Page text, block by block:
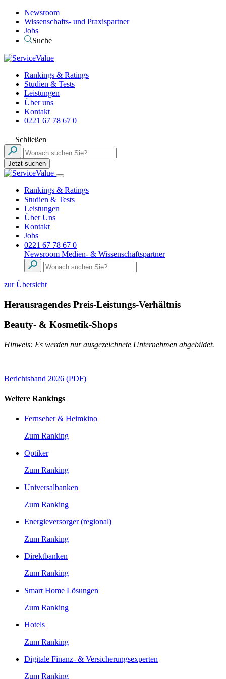
Newsroom
Wissenschafts- und Praxispartner
Jobs
Suche
Rankings & Ratings
Studien & Tests
Leistungen
Über uns
Kontakt
0221 67 78 67 0
Schließen
Jetzt suchen
Rankings & Ratings
Studien & Tests
Leistungen
Über Uns
Kontakt
Jobs
0221 67 78 67 0
Newsroom Medien- & Wissenschaftspartner
zur Übersicht
Herausragendes Preis-Leistungs-Verhältnis
Beauty- & Kosmetik-Shops
Hinweis: Es werden nur ausgezeichnete Unternehmen abgebildet.
Berichtsband 2026 (PDF)
Weitere Rankings
Fernseher & Heimkino
Zum Ranking
Optiker
Zum Ranking
Universalbanken
Zum Ranking
Energieversorger (regional)
Zum Ranking
Direktbanken
Zum Ranking
Smart Home Lösungen
Zum Ranking
Hotels
Zum Ranking
Digitale Finanz- & Versicherungsexperten
Zum Ranking